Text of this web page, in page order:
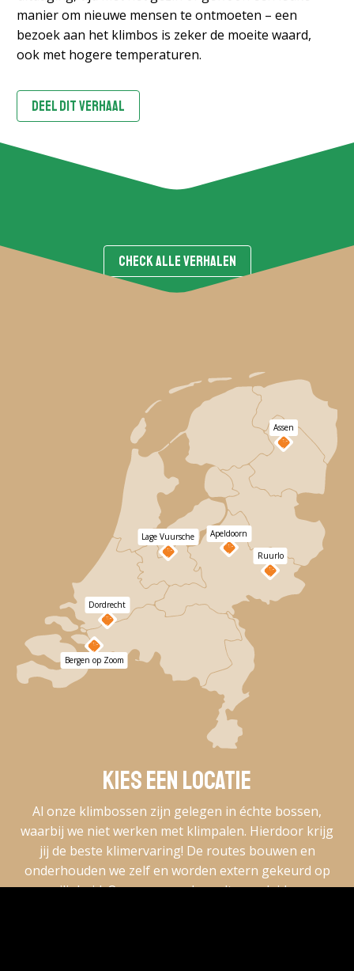
manier om nieuwe mensen te ontmoeten – een
bezoek aan het klimbos is zeker de moeite waard,
ook met hogere temperaturen.
DEEL DIT VERHAAL
CHECK ALLE VERHALEN
Kies een locatie
Al onze klimbossen zijn gelegen in échte bossen,
waarbij we niet werken met klimpalen. Hierdoor krijg
jij de beste klimervaring! De routes bouwen en
onderhouden we zelf en worden extern gekeurd op
veiligheid. Ons personeel wordt opgeleid om
Assen
Dordrecht
Bergen op Zoom
Apeldoorn
Lage Vuursche
Ruurlo